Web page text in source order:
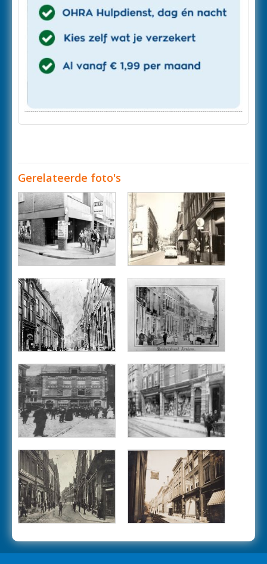
Gerelateerde foto's